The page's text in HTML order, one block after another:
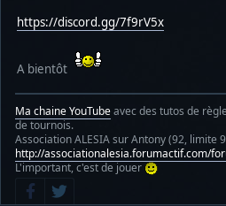
https://discord.gg/7f9rV5x
A bientôt
Ma chaine YouTubeavec des tutos de
de tournois.
Association ALESIA sur Antony (92, limite
http://associationalesia.forumactif.com/
L'important, c'est de jouer